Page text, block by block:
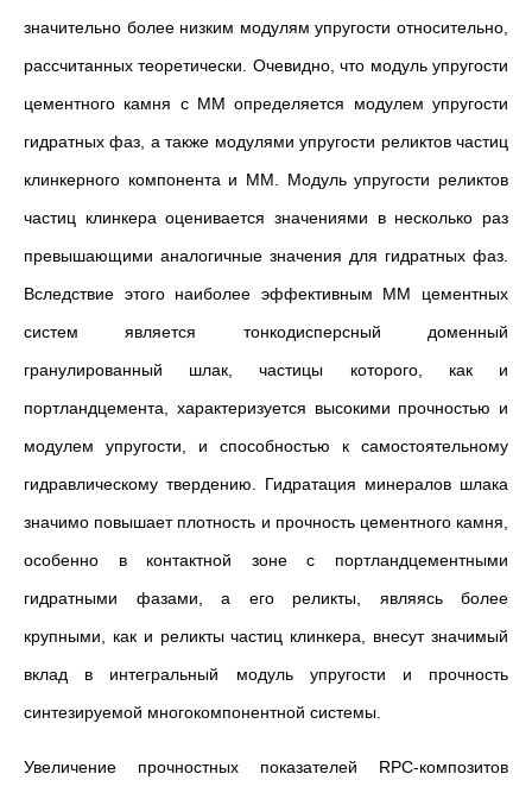
значительно более низким модулям упругости относительно,
рассчитанных теоретически. Очевидно, что модуль упругости
цементного камня с ММ определяется модулем упругости
гидратных фаз, а также модулями упругости реликтов частиц
клинкерного компонента и ММ. Модуль упругости реликтов
частиц клинкера оценивается значениями в несколько раз
превышающими аналогичные значения для гидратных фаз.
Вследствие этого наиболее эффективным ММ цементных
систем является тонкодисперсный доменный
гранулированный шлак, частицы которого, как и
портландцемента, характеризуется высокими прочностью и
модулем упругости, и способностью к самостоятельному
гидравлическому твердению. Гидратация минералов шлака
значимо повышает плотность и прочность цементного камня,
особенно в контактной зоне с портландцементными
гидратными фазами, а его реликты, являясь более
крупными, как и реликты частиц клинкера, внесут значимый
вклад в интегральный модуль упругости и прочность
синтезируемой многокомпонентной системы.
Увеличение прочностных показателей RPC-композитов